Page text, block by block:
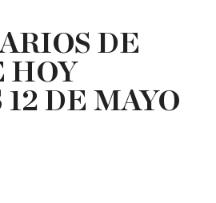
DE
HOY
DE MAYO